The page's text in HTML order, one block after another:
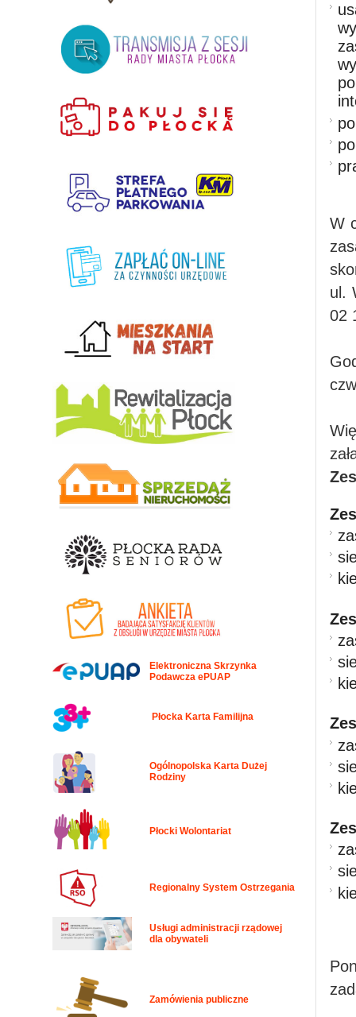
W
ul.
02
Elektroniczna Skrzynka
Podawcza ePUAP
Płocka Karta Familijna
Ogólnopolska Karta Dużej
Rodziny
Płocki Wolontariat
Regionalny System Ostrzegania
Usługi administracji rządowej
dla obywateli
Zamówienia publiczne